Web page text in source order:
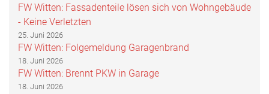
FW Witten: Fassadenteile lösen sich von Wohngebäude
- Keine Verletzten
25. Juni 2026
FW Witten: Folgemeldung Garagenbrand
18. Juni 2026
FW Witten: Brennt PKW in Garage
18. Juni 2026